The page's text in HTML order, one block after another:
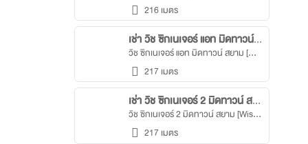
216 เมตร
เช่า วิช ซิกเนเจอร์ แอท มิดทาวน์ สยาม
วิช ซิกเนเจอร์ แอท มิดทาวน์ สยาม [Wish Signature @ Midtown Siam]
217 เมตร
เช่า วิช ซิกเนเจอร์ 2 มิดทาวน์ สยาม
วิช ซิกเนเจอร์ 2 มิดทาวน์ สยาม [Wish Signature II Midtown Siam]
217 เมตร